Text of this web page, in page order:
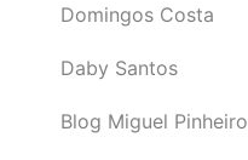
Domingos Costa
Daby Santos
Blog Miguel Pinheiro